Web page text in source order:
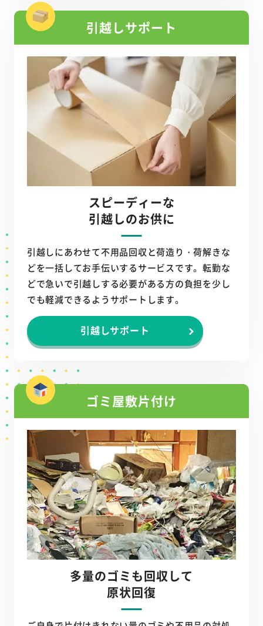
引越しサポート
スピーディーな
引越しのお供に
引越しにあわせて不用品回収と荷造り・荷解きな
どを一括してお手伝いするサービスです。転勤な
どで急いで引越しする必要がある方の負担を少し
でも軽減できるようサポートします。
引越しサポート
ゴミ屋敷片付け
多量のゴミも回収して
原状回復